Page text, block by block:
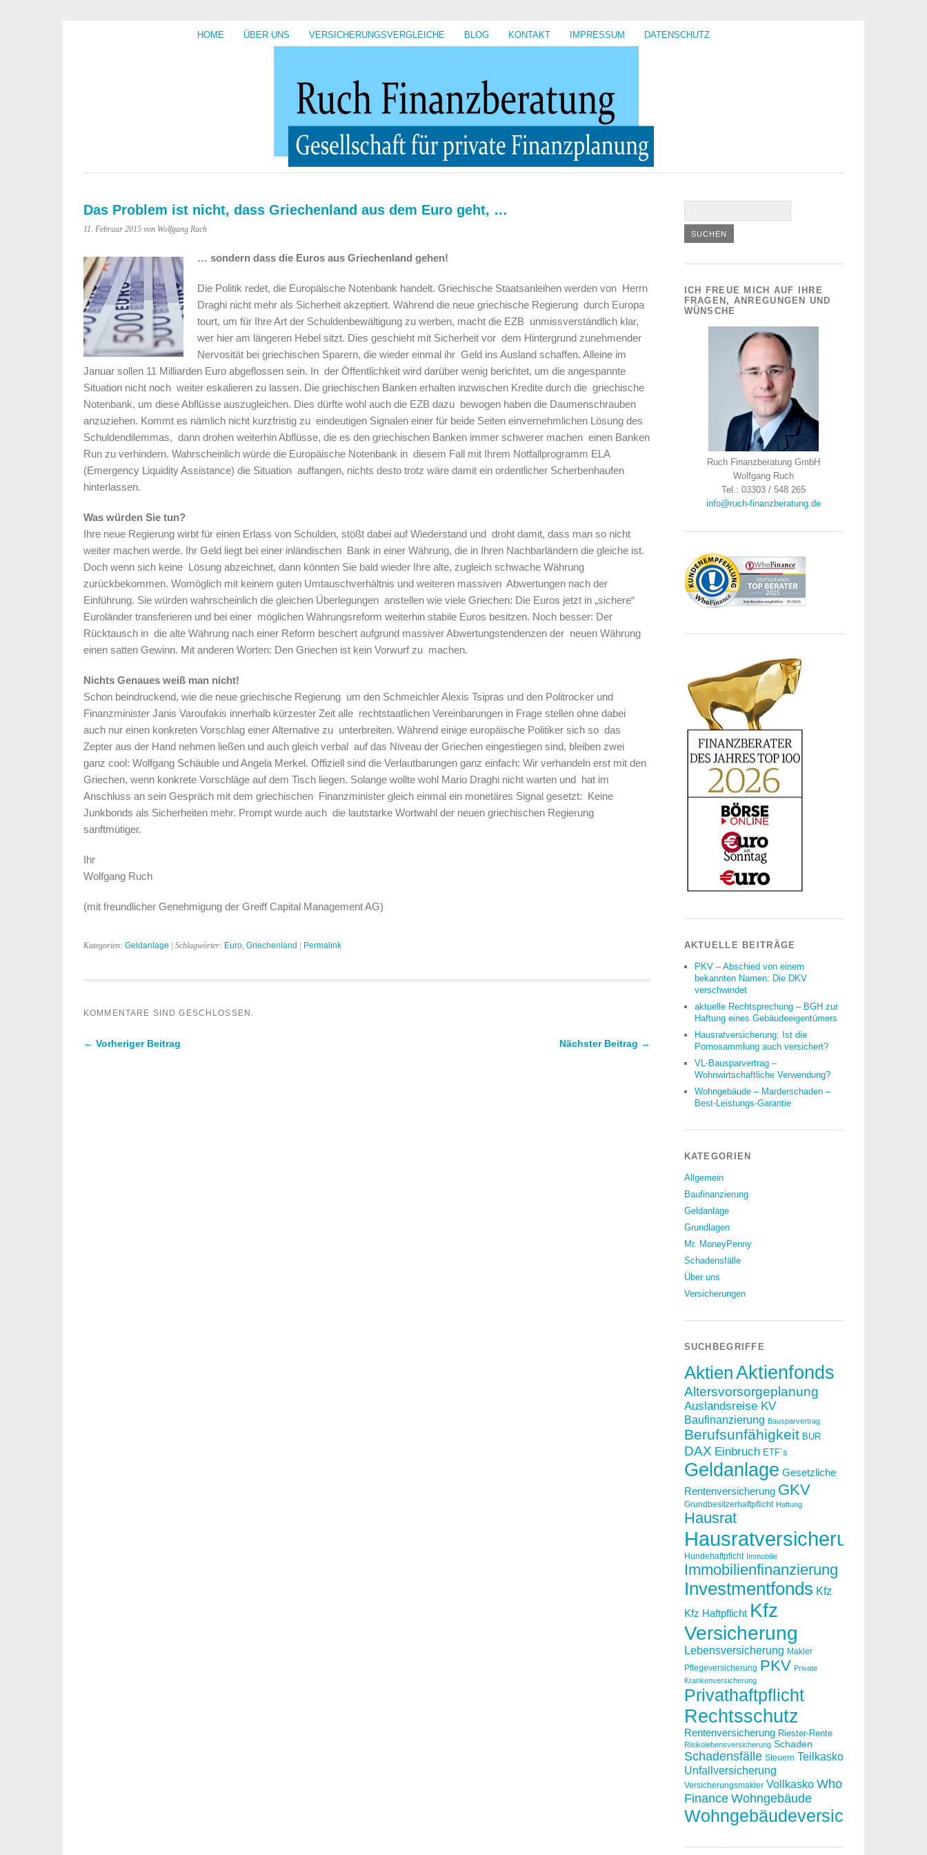
HOME ÜBER UNS VERSICHERUNGSVERGLEICHE BLOG KONTAKT IMPRESSUM DATENSCHUTZ
Das Problem ist nicht, dass Griechenland aus dem Euro geht, …
11. Februar 2015 von Wolfgang Ruch
… sondern dass die Euros aus Griechenland gehen!
Die Politik redet, die Europäische Notenbank handelt. Griechische Staatsanleihen werden von Herrn
Draghi nicht mehr als Sicherheit akzeptiert. Während die neue griechische Regierung durch Europa
tourt, um für Ihre Art der Schuldenbewältigung zu werben, macht die EZB unmissverständlich klar,
wer hier am längeren Hebel sitzt. Dies geschieht mit Sicherheit vor dem Hintergrund zunehmender
Nervosität bei griechischen Sparern, die wieder einmal ihr Geld ins Ausland schaffen. Alleine im
Januar sollen 11 Milliarden Euro abgeflossen sein. In der Öffentlichkeit wird darüber wenig berichtet, um die angespannte
Situation nicht noch weiter eskalieren zu lassen. Die griechischen Banken erhalten inzwischen Kredite durch die griechische
Notenbank, um diese Abflüsse auszugleichen. Dies dürfte wohl auch die EZB dazu bewogen haben die Daumenschrauben
anzuziehen. Kommt es nämlich nicht kurzfristig zu eindeutigen Signalen einer für beide Seiten einvernehmlichen Lösung des
Schuldendilemmas, dann drohen weiterhin Abflüsse, die es den griechischen Banken immer schwerer machen einen Banken
Run zu verhindern. Wahrscheinlich würde die Europäische Notenbank in diesem Fall mit Ihrem Notfallprogramm ELA
(Emergency Liquidity Assistance) die Situation auffangen, nichts desto trotz wäre damit ein ordentlicher Scherbenhaufen
hinterlassen.
Was würden Sie tun?
Ihre neue Regierung wirbt für einen Erlass von Schulden, stößt dabei auf Wiederstand und droht damit, dass man so nicht
weiter machen werde. Ihr Geld liegt bei einer inländischen Bank in einer Währung, die in Ihren Nachbarländern die gleiche ist.
Doch wenn sich keine Lösung abzeichnet, dann könnten Sie bald wieder Ihre alte, zugleich schwache Währung
zurückbekommen. Womöglich mit keinem guten Umtauschverhältnis und weiteren massiven Abwertungen nach der
Einführung. Sie würden wahrscheinlich die gleichen Überlegungen anstellen wie viele Griechen: Die Euros jetzt in „sichere“
Euroländer transferieren und bei einer möglichen Währungsreform weiterhin stabile Euros besitzen. Noch besser: Der
Rücktausch in die alte Währung nach einer Reform beschert aufgrund massiver Abwertungstendenzen der neuen Währung
einen satten Gewinn. Mit anderen Worten: Den Griechen ist kein Vorwurf zu machen.
Nichts Genaues weiß man nicht!
Schon beindruckend, wie die neue griechische Regierung um den Schmeichler Alexis Tsipras und den Politrocker und
Finanzminister Janis Varoufakis innerhalb kürzester Zeit alle rechtstaatlichen Vereinbarungen in Frage stellen ohne dabei
auch nur einen konkreten Vorschlag einer Alternative zu unterbreiten. Während einige europäische Politiker sich so das
Zepter aus der Hand nehmen ließen und auch gleich verbal auf das Niveau der Griechen eingestiegen sind, bleiben zwei
ganz cool: Wolfgang Schäuble und Angela Merkel. Offiziell sind die Verlautbarungen ganz einfach: Wir verhandeln erst mit den
Griechen, wenn konkrete Vorschläge auf dem Tisch liegen. Solange wollte wohl Mario Draghi nicht warten und hat im
Anschluss an sein Gespräch mit dem griechischen Finanzminister gleich einmal ein monetäres Signal gesetzt: Keine
Junkbonds als Sicherheiten mehr. Prompt wurde auch die lautstarke Wortwahl der neuen griechischen Regierung
sanftmütiger.
Ihr
Wolfgang Ruch
(mit freundlicher Genehmigung der Greiff Capital Management AG)
Kategorien: Geldanlage | Schlagwörter: Euro, Griechenland Permalink
KOMMENTARE SIND GESCHLOSSEN.
← Vorheriger Beitrag Nächster Beitrag →
ICH FREUE MICH AUF IHRE
FRAGEN, ANREGUNGEN UND
WÜNSCHE
Ruch Finanzberatung GmbH
Wolfgang Ruch
Tel.: 03303 / 548 265
info@ruch-finanzberatung.de
AKTUELLE BEITRÄGE
PKV – Abschied von einem
bekannten Namen: Die DKV
verschwindet
aktuelle Rechtsprechung – BGH zur
Haftung eines Gebäudeeigentümers
Hausratversicherung: Ist die
Pornosammlung auch versichert?
VL-Bausparvertrag –
Wohnwirtschaftliche Verwendung?
Wohngebäude – Marderschaden –
Best-Leistungs-Garantie
KATEGORIEN
Allgemein
Baufinanzierung
Geldanlage
Grundlagen
Mr. MoneyPenny
Schadensfälle
Über uns
Versicherungen
SUCHBEGRIFFE
AktienAktienfonds
Altersvorsorgeplanung
Auslandsreise KV
Baufinanzierung Bausparvertrag
Berufsunfähigkeit BUR
DAX Einbruch ETF´s
Geldanlage Gesetzliche
Rentenversicherung GKV
Grundbesitzerhaftpflicht Haftung
Hausrat
Hausratversicherung
Hundehaftpficht Immobilie
Immobilienfinanzierung
Investmentfonds Kfz
Kfz Haftpflicht Kfz
Versicherung
Lebensversicherung Makler
Pflegeversicherung PKV Private
Krankenversicherung
Privathaftpflicht
Rechtsschutz
Rentenversicherung Riester-Rente
Risikolebensversicherung Schaden
Schadensfälle Steuern Teilkasko
Unfallversicherung
Versicherungsmakler Vollkasko Who
Finance Wohngebäude
Wohngebäudeversicherung